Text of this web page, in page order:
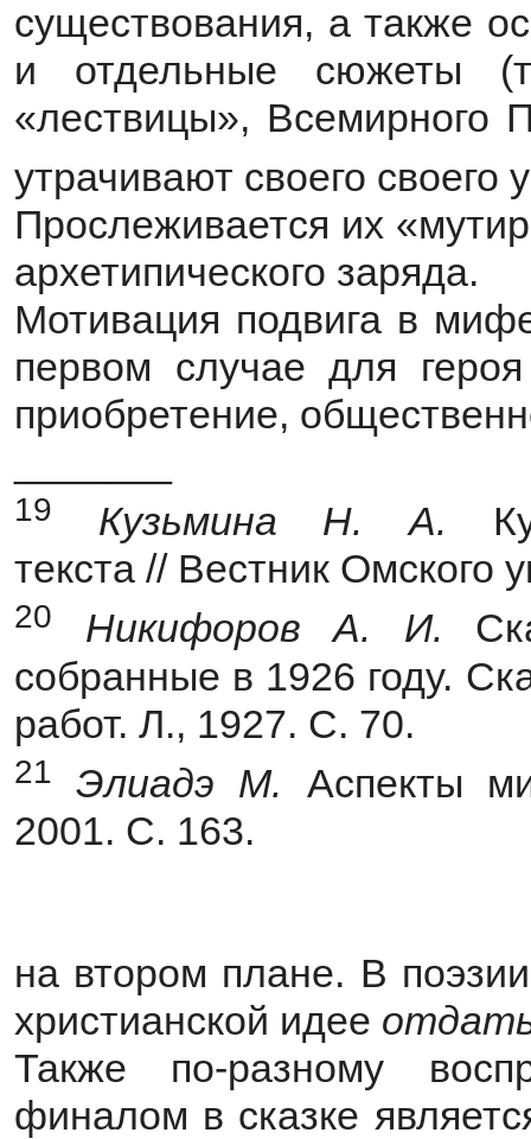
существования, а также
и отдельные сюжеты
«лествицы», Всемирного
утрачивают своего своего
Прослеживается их
архетипического заряда.
Мотивация подвига в
первом случае для
приобретение,
19 Кузьмина Н. А.
текста // Вестник Омского
20 Никифоров А. И.
собранные в 1926 году.
работ. Л., 1927. С. 70.
21 Элиадэ М. Аспекты
2001. С. 163.
на втором плане. В
христианской идее отдать
Также по-разному
финалом в сказке